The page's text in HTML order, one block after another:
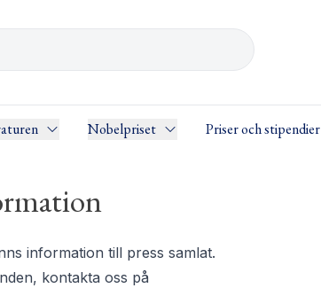
Nobelpriset Priser och stipendier
information till press samlat.
kontakta oss på